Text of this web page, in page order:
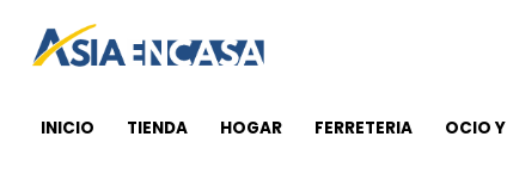
INICIO TIENDA HOGAR FERRETERIA OCIO